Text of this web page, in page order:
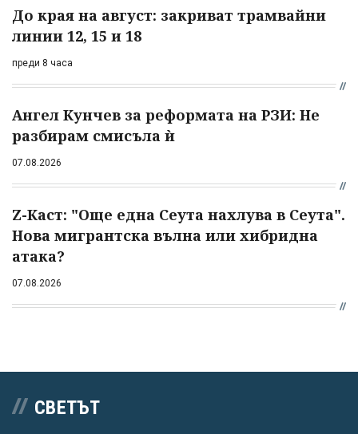
До края на август: закриват трамвайни
линии 12, 15 и 18
преди 8 часа
Ангел Кунчев за реформата на РЗИ: Не
разбирам смисъла ѝ
07.08.2026
Z-Каст: "Още една Сеута нахлува в Сеута".
Нова мигрантска вълна или хибридна
атака?
07.08.2026
СВЕТЪТ